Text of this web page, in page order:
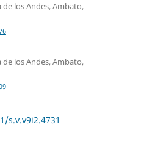
los Andes, Ambato,
los Andes, Ambato,
s.v.v9i2.4731